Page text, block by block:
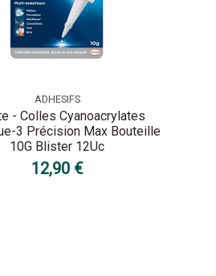
ADHESIFS
- Colles Cyanoacrylates
3 Précision Max Bouteille
10G Blister 12Uc
12,90 €